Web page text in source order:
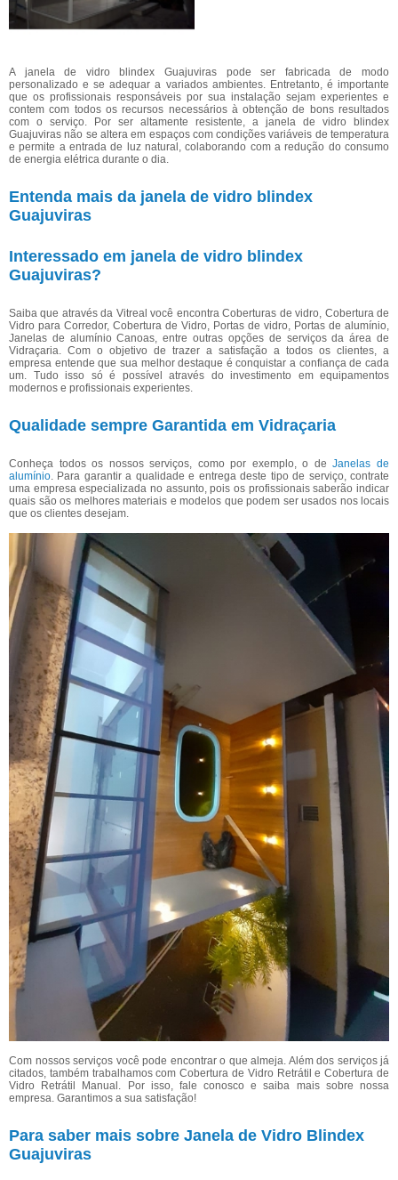
A janela de vidro blindex Guajuviras pode ser fabricada de modo
personalizado e se adequar a variados ambientes. Entretanto, é importante
que os profissionais responsáveis por sua instalação sejam experientes e
contem com todos os recursos necessários à obtenção de bons resultados
com o serviço. Por ser altamente resistente, a janela de vidro blindex
Guajuviras não se altera em espaços com condições variáveis de temperatura
e permite a entrada de luz natural, colaborando com a redução do consumo
de energia elétrica durante o dia.
Entenda mais da janela de vidro blindex
Guajuviras
Interessado em janela de vidro blindex
Guajuviras?
Saiba que através da Vitreal você encontra Coberturas de vidro, Cobertura de
Vidro para Corredor, Cobertura de Vidro, Portas de vidro, Portas de alumínio,
Janelas de alumínio Canoas, entre outras opções de serviços da área de
Vidraçaria. Com o objetivo de trazer a satisfação a todos os clientes, a
empresa entende que sua melhor destaque é conquistar a confiança de cada
um. Tudo isso só é possível através do investimento em equipamentos
modernos e profissionais experientes.
Qualidade sempre Garantida em Vidraçaria
Conheça todos os nossos serviços, como por exemplo, o deJanelas de
alumínio. Para garantir a qualidade e entrega deste tipo de serviço, contrate
uma empresa especializada no assunto, pois os profissionais saberão indicar
quais são os melhores materiais e modelos que podem ser usados nos locais
que os clientes desejam.
Com nossos serviços você pode encontrar o que almeja. Além dos serviços já
citados, também trabalhamos com Cobertura de Vidro Retrátil e Cobertura de
Vidro Retrátil Manual. Por isso, fale conosco e saiba mais sobre nossa
empresa. Garantimos a sua satisfação!
Para saber mais sobre Janela de Vidro Blindex
Guajuviras